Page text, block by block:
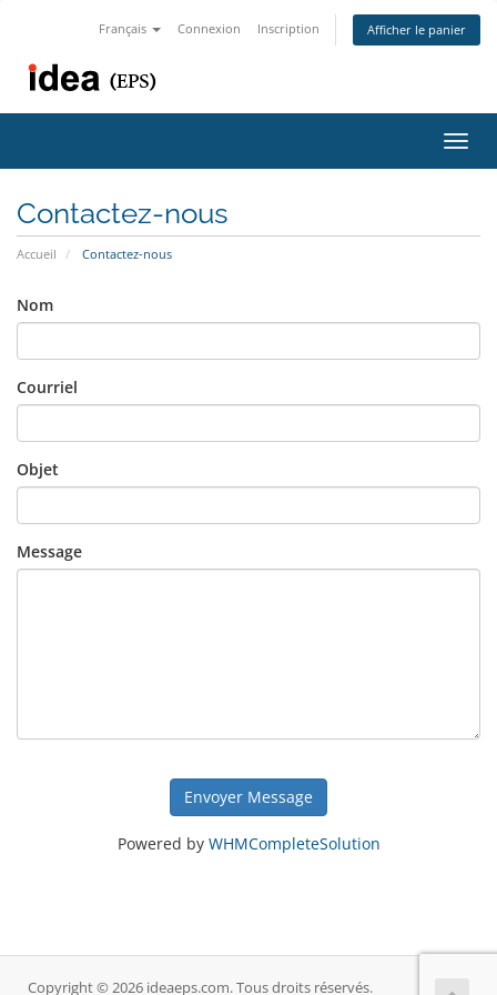
Français Connexion Inscription Afficher le panier
la
Contactez-nous
Accueil Contactez-nous
Nom
Courriel
Objet
Message
Envoyer Message
Powered by WHMCompleteSolution
Copyright © 2026 ideaeps.com. Tous droits réservés.